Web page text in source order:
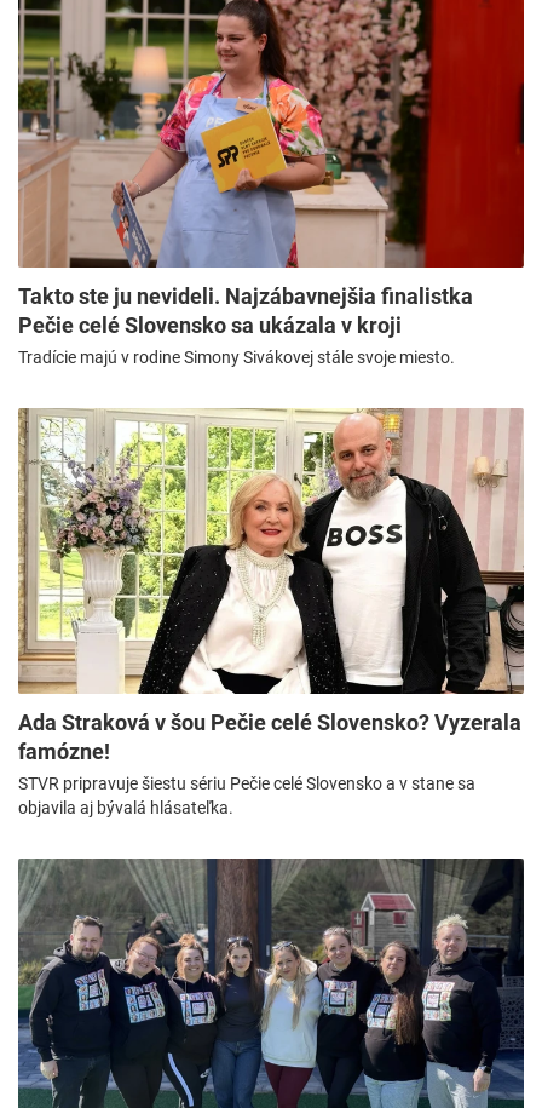
Takto ste ju nevideli. Najzábavnejšia finalistka
Pečie celé Slovensko sa ukázala v kroji
Tradície majú v rodine Simony Sivákovej stále svoje miesto.
Ada Straková v šou Pečie celé Slovensko? Vyzerala
famózne!
STVR pripravuje šiestu sériu Pečie celé Slovensko a v stane sa
objavila aj bývalá hlásateľka.